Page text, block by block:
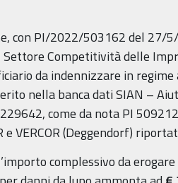
con PI/2022/503162 del 27/
Competitività delle
da indennizzare in
nella banca dati SIAN –
come da nota PI
e VERCOR (Deggendorf)
complessivo da